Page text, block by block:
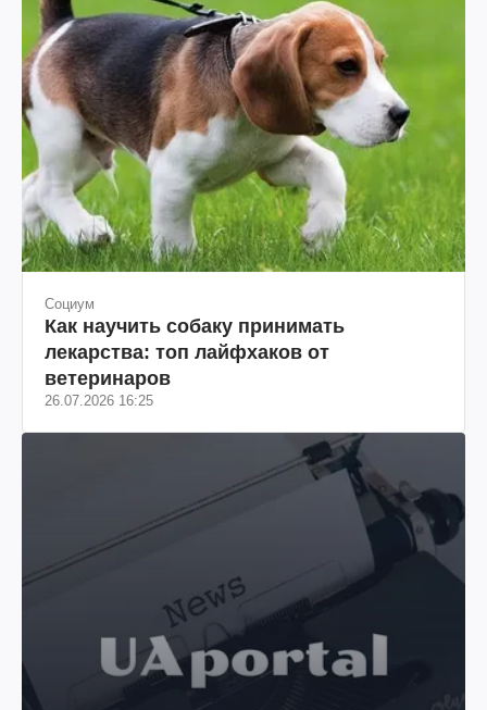
Социум
Как научить собаку принимать
лекарства: топ лайфхаков от
ветеринаров
26.07.2026 16:25